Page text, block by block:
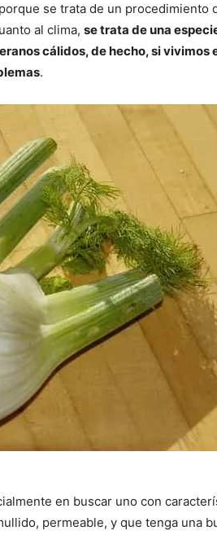
se trata de un procedimiento
al clima, se trata de una
cálidos, de hecho, si vivimos
.
en buscar uno con
permeable, y que tenga una